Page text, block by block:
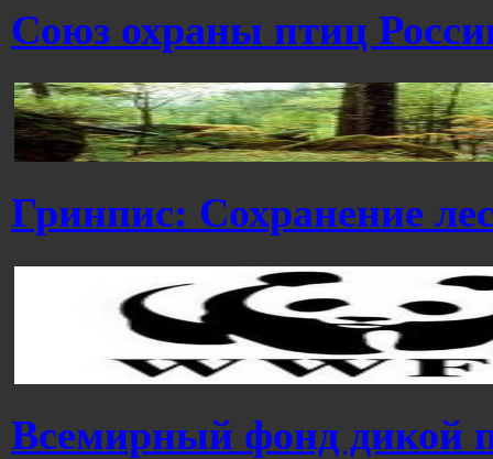
Cоюз охраны птиц
Гринпис: Сохранение
Всемирный фонд дикой